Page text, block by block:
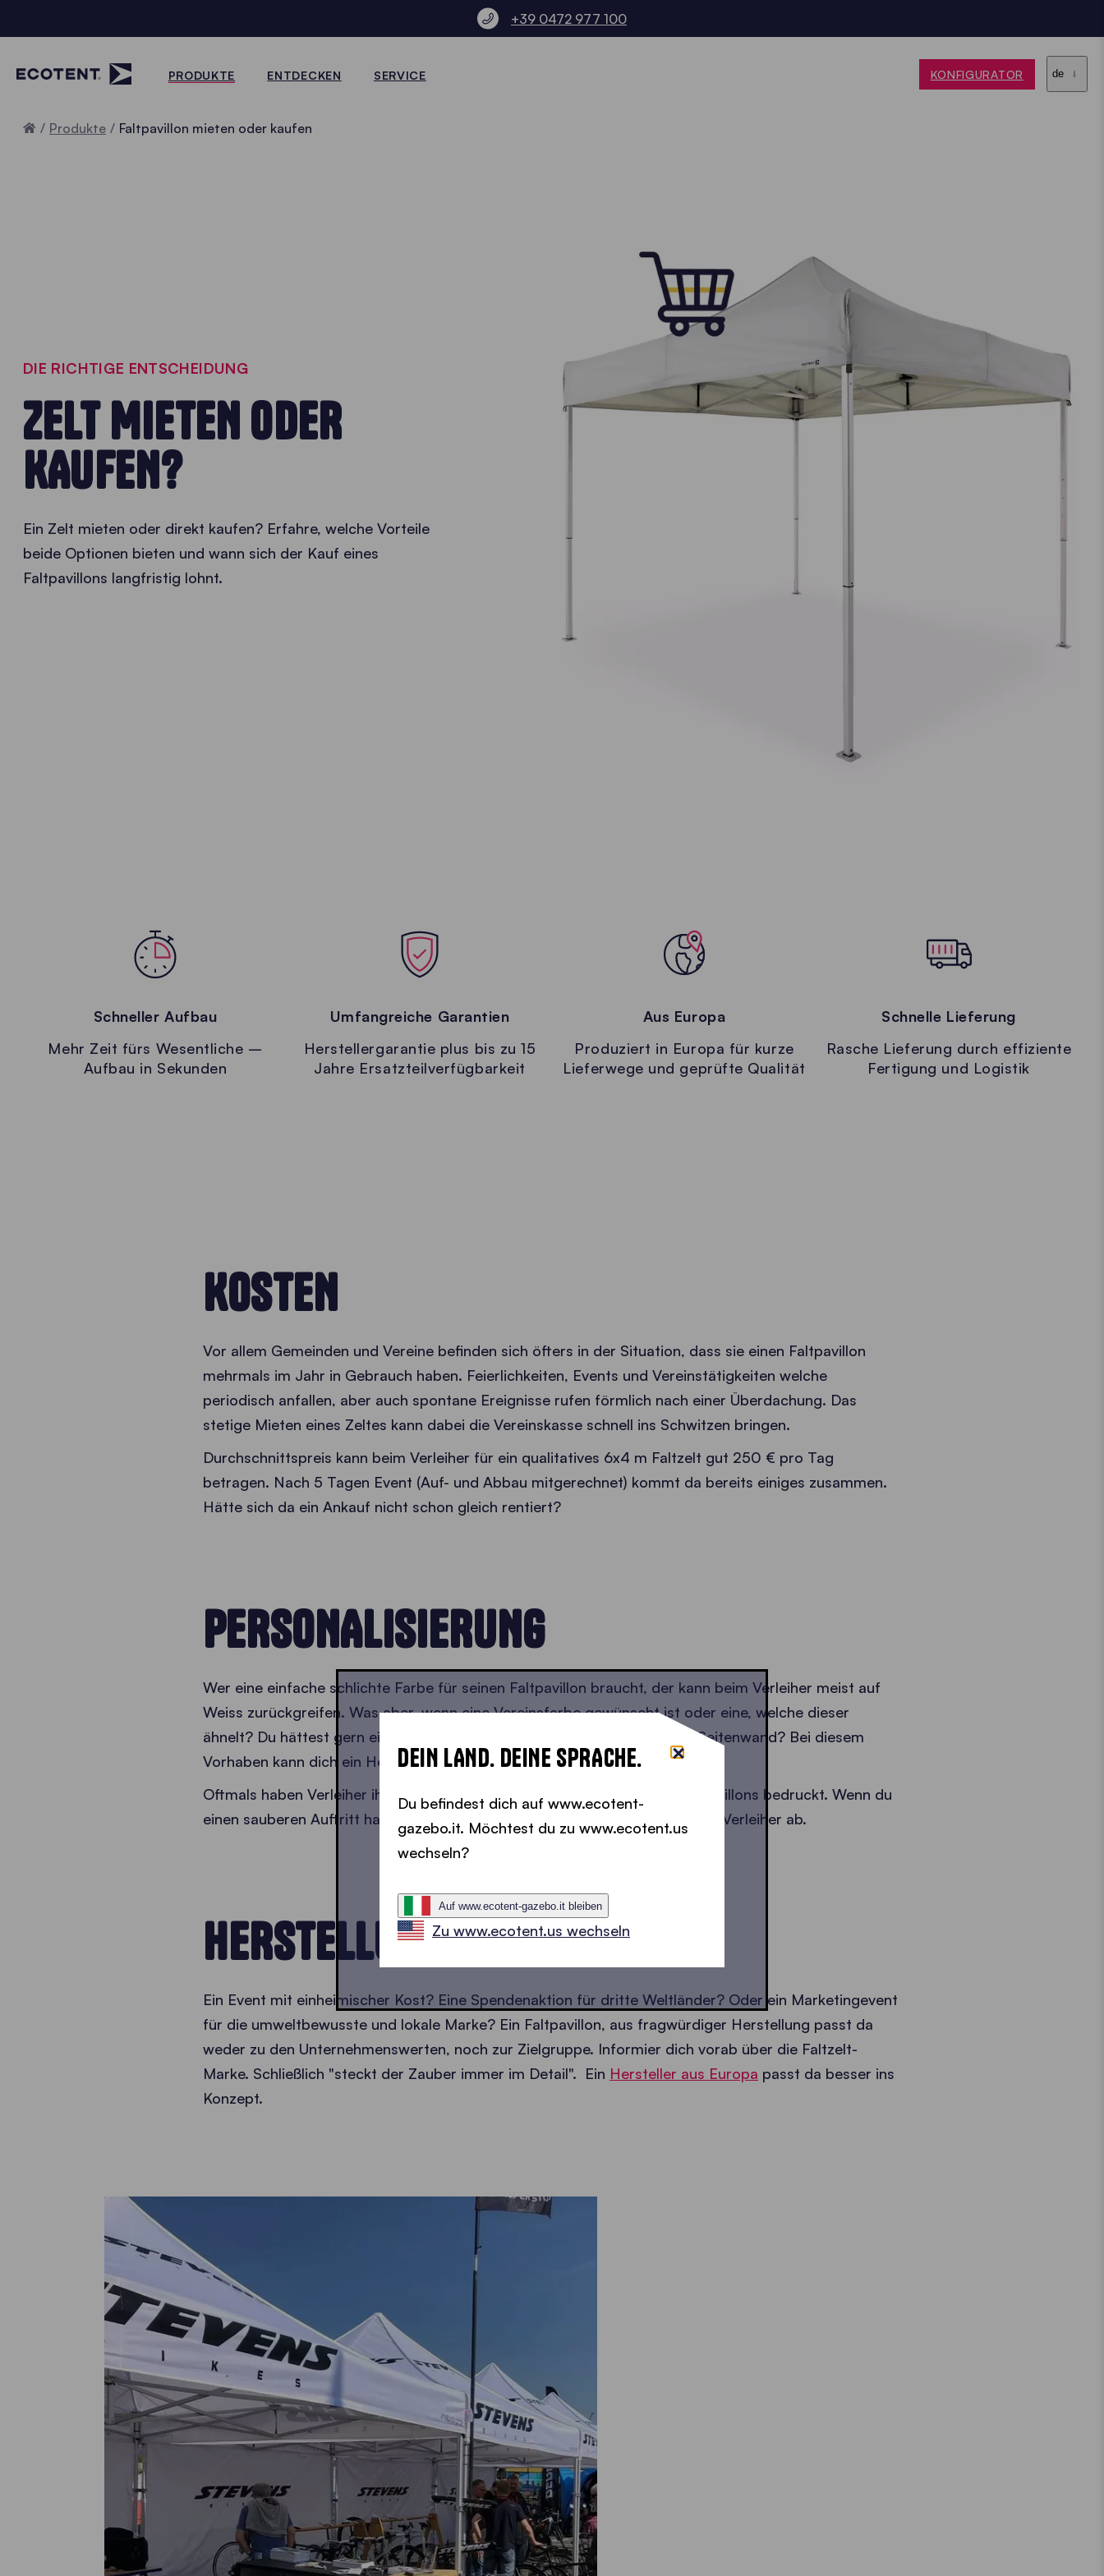
+39 0472 977 100
PRODUKTE ENTDECKEN SERVICE KONFIGURATOR de
Home
Produkte Faltpavillon mieten oder kaufen
DIE RICHTIGE ENTSCHEIDUNG
ZELT MIETEN ODER
KAUFEN?
Ein Zelt mieten oder direkt kaufen? Erfahre, welche Vorteile
beide Optionen bieten und wann sich der Kauf eines
Faltpavillons langfristig lohnt.
Schneller Aufbau
Mehr Zeit fürs Wesentliche –
Aufbau in Sekunden
Umfangreiche Garantien
Herstellergarantie plus bis zu 15
Jahre Ersatzteilverfügbarkeit
Aus Europa
Produziert in Europa für kurze
Lieferwege und geprüfte Qualität
Schnelle Lieferung
Rasche Lieferung durch effiziente
Fertigung und Logistik
KOSTEN
Vor allem Gemeinden und Vereine befinden sich öfters in der Situation, dass sie einen Faltpavillon
mehrmals im Jahr in Gebrauch haben. Feierlichkeiten, Events und Vereinstätigkeiten welche
periodisch anfallen, aber auch spontane Ereignisse rufen förmlich nach einer Überdachung. Das
stetige Mieten eines Zeltes kann dabei die Vereinskasse schnell ins Schwitzen bringen.
Durchschnittspreis kann beim Verleiher für ein qualitatives 6x4 m Faltzelt gut 250 € pro Tag
betragen. Nach 5 Tagen Event (Auf- und Abbau mitgerechnet) kommt da bereits einiges zusammen.
Hätte sich da ein Ankauf nicht schon gleich rentiert?
PERSONALISIERUNG
Wer eine einfache schlichte Farbe für seinen Faltpavillon braucht, der kann beim Verleiher meist auf
Weiss zurückgreifen. Was aber, wenn eine Vereinsfarbe gewünscht ist oder eine, welche dieser
ähnelt? Du hättest gern ein
auf dem Dach oder Seitenwand? Bei diesem
Vorhaben kann dich ein Hersteller unterstützen.
Oftmals haben Verleiher ihre eigenen Logos groß auf der Blende des Faltpavillons bedruckt. Wenn du
einen sauberen Auftritt haben möchtest, dann kläre auch diese Info mit den Verleiher ab.
HERSTELLUNG
Ein Event mit einheimischer Kost? Eine Spendenaktion für dritte Weltländer? Oder ein Marketingevent
für die umweltbewusste und lokale Marke? Ein Faltpavillon, aus fragwürdiger Herstellung passt da
weder zu den Unternehmenswerten, noch zur Zielgruppe. Informier dich vorab über die Faltzelt-
Marke. Schließlich "steckt der Zauber immer im Detail". Ein Hersteller aus Europa passt da besser ins
Konzept.
DEIN LAND. DEINE SPRACHE.
Du befindest dich auf www.ecotent-
gazebo.it. Möchtest du zu www.ecotent.us
wechseln?
Auf www.ecotent-gazebo.it bleiben
Zu www.ecotent.us wechseln